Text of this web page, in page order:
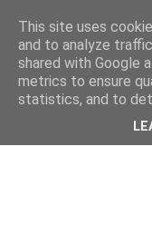
This site uses
and to analyze
shared with Google
metrics to ensure
statistics, and to